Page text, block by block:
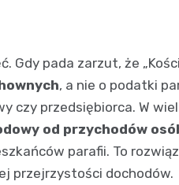
Gdy pada zarzut, że
, a nie o podatki
czy przedsiębiorca. W
od przychodów
parafii. To
przejrzystości dochodów.